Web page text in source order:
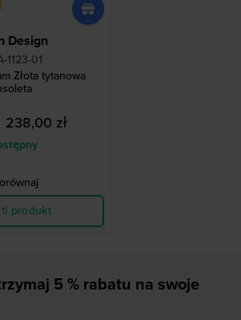
Design
1123-01
Złota tytanowa
238,00 zł
produkt
5 % rabatu na swoje